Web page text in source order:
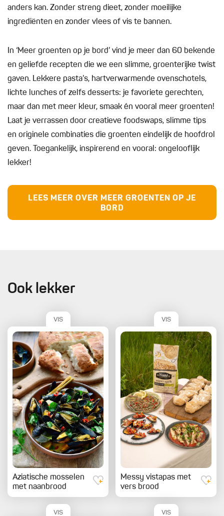
anders kan. Zonder streng dieet, zonder moeilijke
ingrediënten en zonder vlees of vis te bannen.
In ‘Meer groenten op je bord’ vind je meer dan 60 bekende
en geliefde recepten die we een slimme, groenterijke twist
gaven. Lekkere pasta’s, hartverwarmende ovenschotels,
lichte lunches of zelfs desserts: je favoriete gerechten,
maar dan met meer kleur, smaak én vooral meer groenten!
Laat je verrassen door creatieve foodswaps, slimme tips
en originele combinaties die groenten eindelijk de hoofdrol
geven. Toegankelijk, inspirerend en vooral: ongelooflijk
lekker!
LEES MEER OVER MEER GROENTEN OP JE
BORD
Ook lekker
VIS
Aziatische mosselen
met naanbrood
VIS
Messy vistapas met
vers brood
VIS VIS